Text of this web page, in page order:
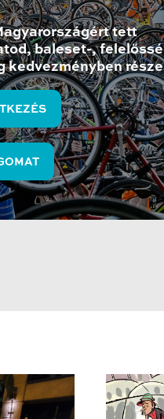
tett
baleset-,
kedvezményben